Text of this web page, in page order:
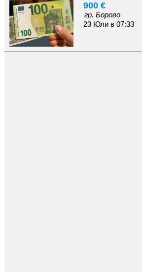
900 €
гр. Борово
23 Юли в 07:33